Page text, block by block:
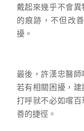
戴起來幾乎不會
的痕跡，不但改
擾。
最後，許漢忠醫師
若有相關困擾，
打呼就不必如嚐
善的捷徑。